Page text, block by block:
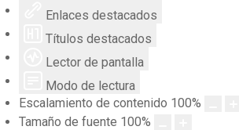
Enlaces destacados
Títulos destacados
Lector de pantalla
Modo de lectura
Escalamiento de contenido 100%
Tamaño de fuente 100%